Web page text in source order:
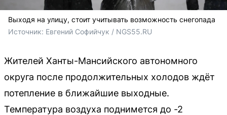
Выходя на улицу, стоит учитывать возможность снегопада
Источник: Евгений Софийчук / NGS55.RU
Жителей Ханты-Мансийского автономного
округа после продолжительных холодов ждёт
потепление в ближайшие выходные.
Температура воздуха поднимется до -2